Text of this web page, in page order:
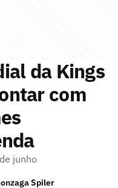
da Kings
com
junho
Spiler